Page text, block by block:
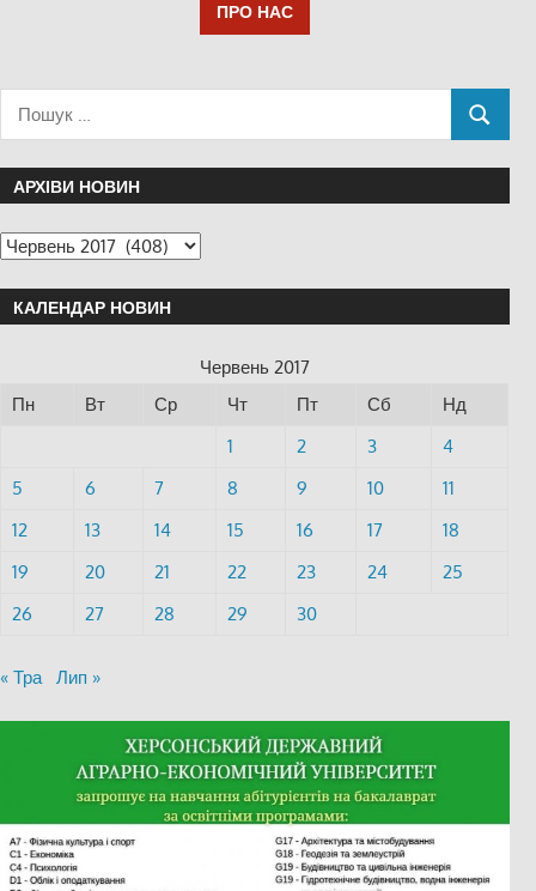
ПРО НАС
АРХІВИ НОВИН
КАЛЕНДАР НОВИН
Червень 2017
Пн
Вт Ср Чт Пт Сб
Нд
1
2 3
4
5
6 7 8 9 10
11
12
13 14 15 16 17
18
19
20 21 22 23 24
25
26
27 28 29 30
« Тра Лип »